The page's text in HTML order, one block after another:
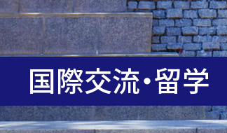
国際交流・留学